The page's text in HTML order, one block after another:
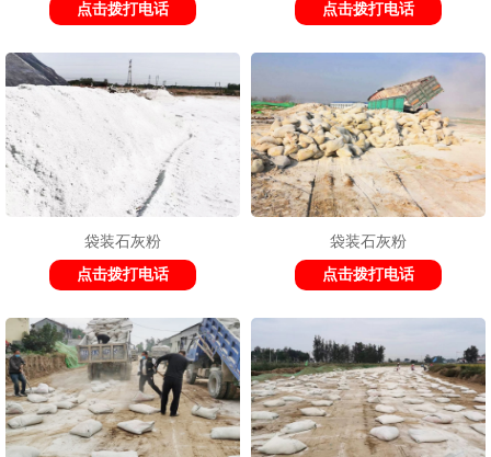
点击拨打电话
点击拨打电话
袋装石灰粉
点击拨打电话
袋装石灰粉
点击拨打电话